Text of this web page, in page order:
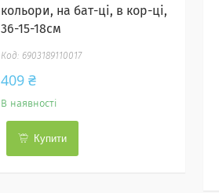
кольори, на бат-ці, в кор-ці,
36-15-18см
6903189110017
409 ₴
В наявності
Купити